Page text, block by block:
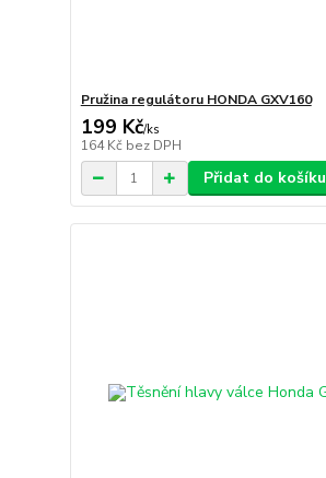
Pružina regulátoru HONDA GXV160
199 Kč/ks
164 Kč bez DPH
Přidat do košíku